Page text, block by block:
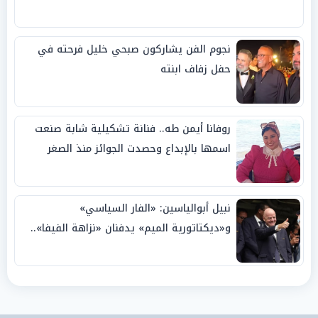
نجوم الفن يشاركون صبحي خليل فرحته في
حفل زفاف ابنته
روفانا أيمن طه.. فنانة تشكيلية شابة صنعت
اسمها بالإبداع وحصدت الجوائز منذ الصغر
نبيل أبوالياسين: «الفار السياسي»
و«ديكتاتورية الميم» يدفنان «نزاهة الفيفا»..